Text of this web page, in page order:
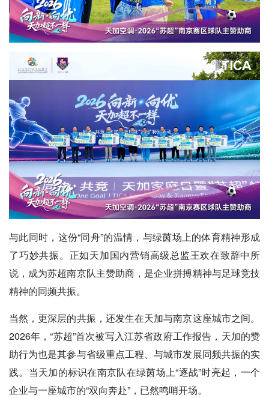
与此同时，这份“同舟”的温情，与绿茵场上的体育精神形成
了巧妙共振。正如天加国内营销高级总监王欢在致辞中所
说，成为苏超南京队主赞助商，是企业拼搏精神与足球竞技
精神的同频共振。
当然，更深层的共振，还发生在天加与南京这座城市之间。
2026年，“苏超”首次被写入江苏省政府工作报告，天加的赞
助行为也是其参与省级重点工程、与城市发展同频共振的实
践。当天加的标识在南京队在绿茵场上“逐战”时亮起，一个
企业与一座城市的“双向奔赴”，已然鸣哨开场。